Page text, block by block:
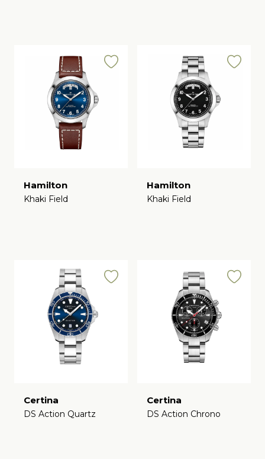
Hamilton
Khaki Field
Hamilton
Khaki Field
Certina
DS Action Quartz
Certina
DS Action Chrono